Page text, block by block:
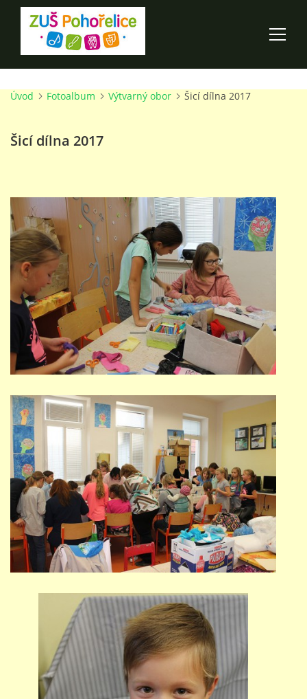
ÚVOD
100 LET ZUŠ POHOŘELICE
O ŠKOLE
PRO RODIČE
TALENTOVÉ ZKOUŠKY
STUDIJNÍ OBORY
VIDEA - FILMOVÁ TVORBA
PEDAGOGICKÝ SBOR
DOKUMENTY / KE STAŽENÍ
KURZY
PŘÍMĚSTSKÝ TÁBOR
MISS VÝTVARNÝ MODEL
Úvod Fotoalbum Výtvarný obor Šicí dílna 2017
Šicí dílna 2017